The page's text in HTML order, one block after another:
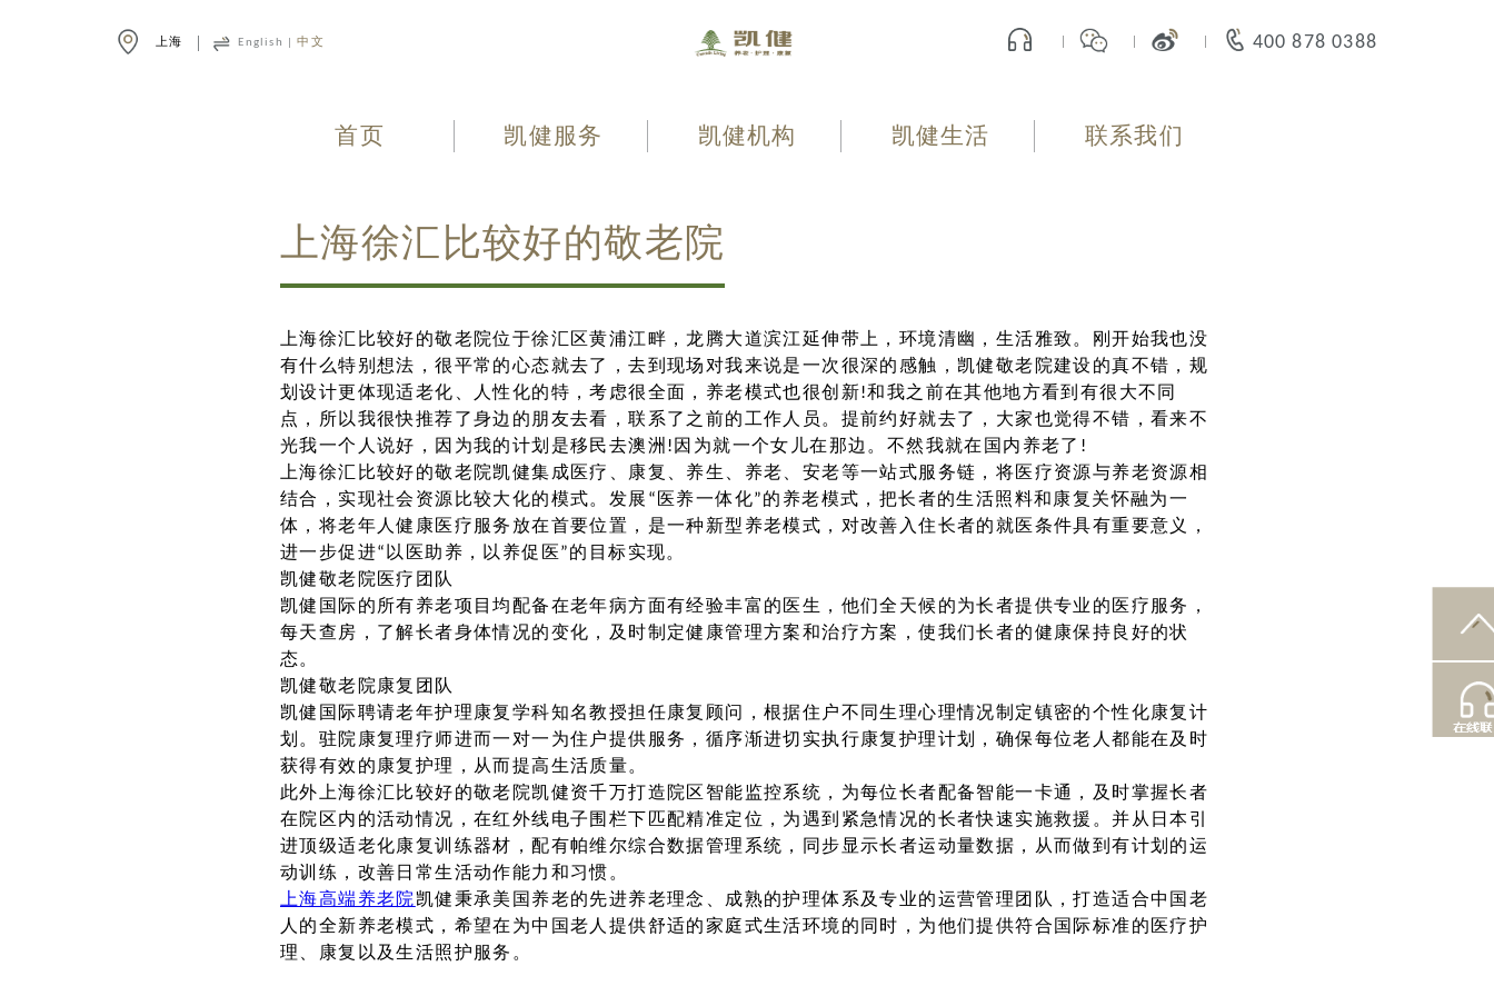
上海 English |中文 400 878 0388
首页 凯健服务 凯健机构 凯健生活 联系我们
上海徐汇比较好的敬老院
上海徐汇比较好的敬老院位于徐汇区黄浦江畔，龙腾大道滨江延伸带上，环境清幽，生活雅致。刚开始我也没
有什么特别想法，很平常的心态就去了，去到现场对我来说是一次很深的感触，凯健敬老院建设的真不错，规
划设计更体现适老化、人性化的特，考虑很全面，养老模式也很创新!和我之前在其他地方看到有很大不同
点，所以我很快推荐了身边的朋友去看，联系了之前的工作人员。提前约好就去了，大家也觉得不错，看来不
光我一个人说好，因为我的计划是移民去澳洲!因为就一个女儿在那边。不然我就在国内养老了!
上海徐汇比较好的敬老院凯健集成医疗、康复、养生、养老、安老等一站式服务链，将医疗资源与养老资源相
结合，实现社会资源比较大化的模式。发展“医养一体化”的养老模式，把长者的生活照料和康复关怀融为一
体，将老年人健康医疗服务放在首要位置，是一种新型养老模式，对改善入住长者的就医条件具有重要意义，
进一步促进“以医助养，以养促医”的目标实现。
凯健敬老院医疗团队
凯健国际的所有养老项目均配备在老年病方面有经验丰富的医生，他们全天候的为长者提供专业的医疗服务，
每天查房，了解长者身体情况的变化，及时制定健康管理方案和治疗方案，使我们长者的健康保持良好的状
态。
凯健敬老院康复团队
凯健国际聘请老年护理康复学科知名教授担任康复顾问，根据住户不同生理心理情况制定镇密的个性化康复计
划。驻院康复理疗师进而一对一为住户提供服务，循序渐进切实执行康复护理计划，确保每位老人都能在及时
获得有效的康复护理，从而提高生活质量。
此外上海徐汇比较好的敬老院凯健资千万打造院区智能监控系统，为每位长者配备智能一卡通，及时掌握长者
在院区内的活动情况，在红外线电子围栏下匹配精准定位，为遇到紧急情况的长者快速实施救援。并从日本引
进顶级适老化康复训练器材，配有帕维尔综合数据管理系统，同步显示长者运动量数据，从而做到有计划的运
动训练，改善日常生活动作能力和习惯。
上海高端养老院凯健秉承美国养老的先进养老理念、成熟的护理体系及专业的运营管理团队，打造适合中国老
人的全新养老模式，希望在为中国老人提供舒适的家庭式生活环境的同时，为他们提供符合国际标准的医疗护
理、康复以及生活照护服务。